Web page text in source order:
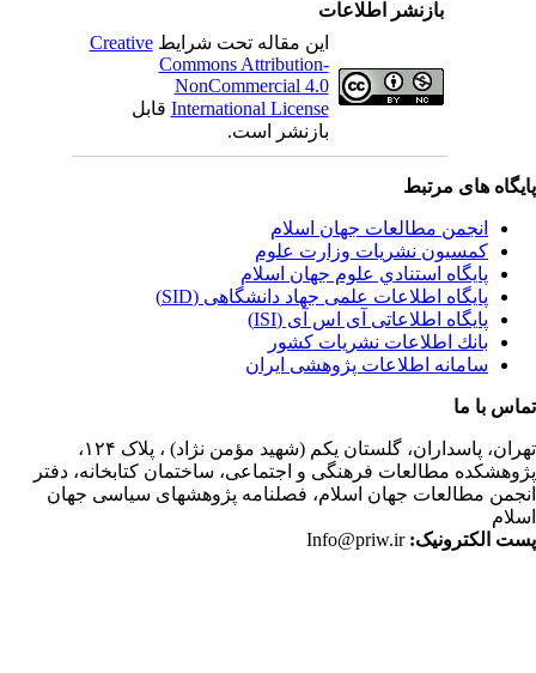
بازنشر اطلاعات
این مقاله تحت شرایطCreative
Commons Attribution-
NonCommercial 4.0
International Licenseقابل
بازنشر است.
های مرتبط
انجمن مطالعات جهان اسلام
کمسیون نشریات وزارت علوم
پايگاه استنادي علوم جهان اسلام
پایگاه اطلاعات علمی جهاد دانشگاهی (SID)
پایگاه اطلاعاتی آی اس آی (ISI)
بانك اطلاعات نشريات كشور
سامانه اطلاعات پژوهشی ایران
با ما
پاسداران، گلستان یکم (شهید مؤمن نژاد) ، پلاک ۱۲۴،
مطالعات فرهنگی و اجتماعی، ساختمان کتابخانه، دفتر
مطالعات جهان اسلام، فصلنامه پژوهشهای سیاسی جهان
الکترونیک:Info@priw.ir